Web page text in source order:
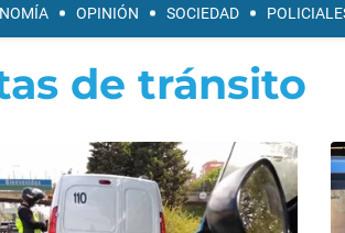
OPINIÓN SOCIEDAD
de tránsito